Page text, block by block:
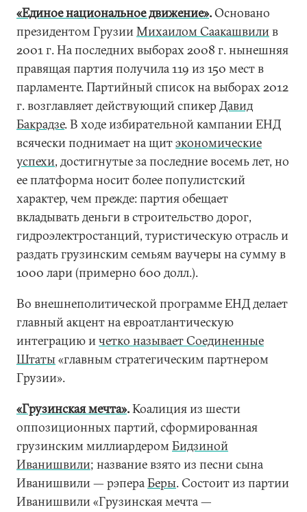
«Единое национальное движение».Основано
президентом ГрузииМихаилом Саакашвилив
2001 г. На последних выборах 2008 г. нынешняя
правящая партия получила 119 из 150 мест в
парламенте. Партийный список на выборах 2012
г. возглавляет действующий спикер Давид
Бакрадзе. В ходе избирательной кампании ЕНД
всячески поднимает на щитэкономические
успехи, достигнутые за последние восемь лет, но
ее платформа носит более популистский
характер, чем прежде: партия обещает
вкладывать деньги в строительство дорог,
гидроэлектростанций, туристическую отрасль и
раздать грузинским семьям ваучеры на сумму в
1000 лари (примерно 600 долл.).
Во внешнеполитической программе ЕНД делает
главный акцент на евроатлантическую
интеграцию ичетко называет Соединенные
Штаты«главным стратегическим партнером
Грузии».
«Грузинская мечта».Коалиция из шести
оппозиционных партий, сформированная
грузинским миллиардером Бидзиной
Иванишвили; название взято из песни сына
Иванишвили — рэпераБеры. Состоит из партии
Иванишвили «Грузинская мечта —